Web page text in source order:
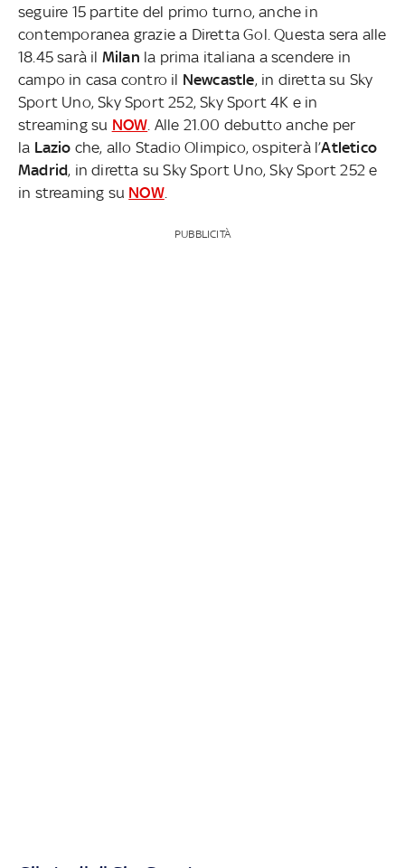
seguire 15 partite del primo turno, anche in
contemporanea grazie a Diretta Gol. Questa sera alle
18.45 sarà il Milan la prima italiana a scendere in
campo in casa contro il Newcastle, in diretta su Sky
Sport Uno, Sky Sport 252, Sky Sport 4K e in
streaming su NOW . Alle 21.00 debutto anche per
la Lazio che, allo Stadio Olimpico, ospiterà l’Atletico
Madrid, in diretta su Sky Sport Uno, Sky Sport 252 e
in streaming su NOW.
PUBBLICITÀ